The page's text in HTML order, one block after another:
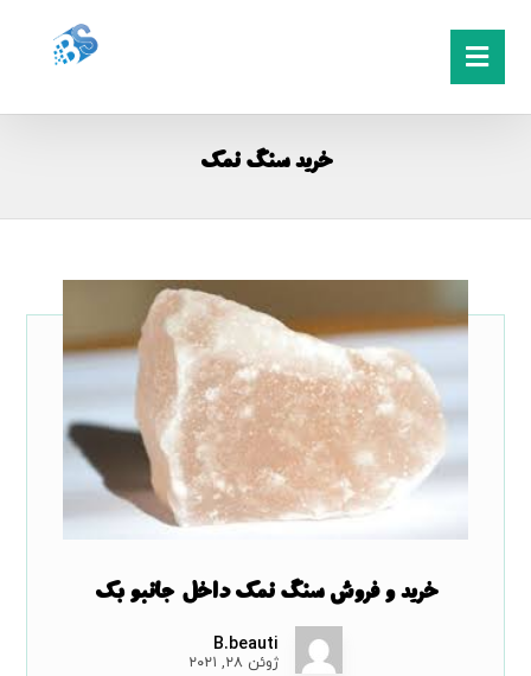
خرید سنگ نمک
خرید و فروش سنگ نمک داخل جانبو بک
B.beauti
ژوئن ۲۸, ۲۰۲۱